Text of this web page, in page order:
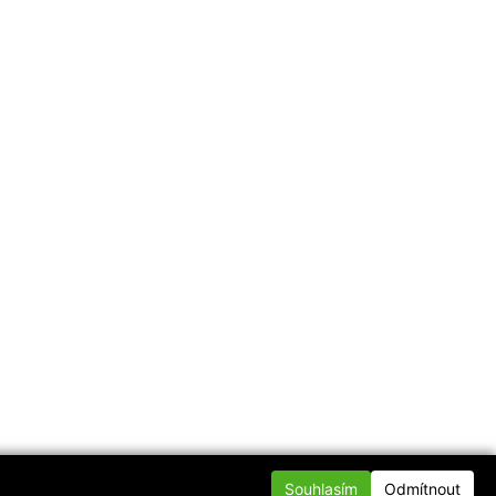
Souhlasím Odmítnout